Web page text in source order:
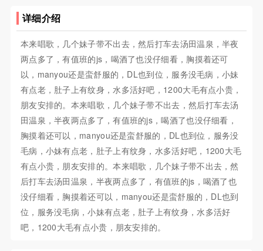
详细介绍
本来唱歌，几个妹子带不出去，然后打车去汤田温泉，半夜
两点多了，有值班的js，喝酒了也没仔细看，胸摸着还可
以，manyou还是蛮舒服的，DL也到位，服务没毛病，小妹
有点老，肚子上有纹身，水多活好吧，1200大毛有点小贵，
朋友安排的。本来唱歌，几个妹子带不出去，然后打车去汤
田温泉，半夜两点多了，有值班的js，喝酒了也没仔细看，
胸摸着还可以，manyou还是蛮舒服的，DL也到位，服务没
毛病，小妹有点老，肚子上有纹身，水多活好吧，1200大毛
有点小贵，朋友安排的。本来唱歌，几个妹子带不出去，然
后打车去汤田温泉，半夜两点多了，有值班的js，喝酒了也
没仔细看，胸摸着还可以，manyou还是蛮舒服的，DL也到
位，服务没毛病，小妹有点老，肚子上有纹身，水多活好
吧，1200大毛有点小贵，朋友安排的。